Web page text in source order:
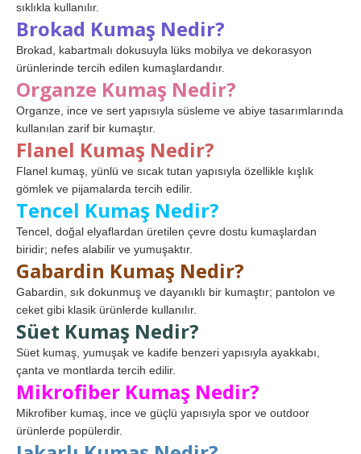
sıklıkla kullanılır.
Brokad Kumaş Nedir?
Brokad, kabartmalı dokusuyla lüks mobilya ve dekorasyon
ürünlerinde tercih edilen kumaşlardandır.
Organze Kumaş Nedir?
Organze, ince ve sert yapısıyla süsleme ve abiye tasarımlarında
kullanılan zarif bir kumaştır.
Flanel Kumaş Nedir?
Flanel kumaş, yünlü ve sıcak tutan yapısıyla özellikle kışlık
gömlek ve pijamalarda tercih edilir.
Tencel Kumaş Nedir?
Tencel, doğal elyaflardan üretilen çevre dostu kumaşlardan
biridir; nefes alabilir ve yumuşaktır.
Gabardin Kumaş Nedir?
Gabardin, sık dokunmuş ve dayanıklı bir kumaştır; pantolon ve
ceket gibi klasik ürünlerde kullanılır.
Süet Kumaş Nedir?
Süet kumaş, yumuşak ve kadife benzeri yapısıyla ayakkabı,
çanta ve montlarda tercih edilir.
Mikrofiber Kumaş Nedir?
Mikrofiber kumaş, ince ve güçlü yapısıyla spor ve outdoor
ürünlerde popülerdir.